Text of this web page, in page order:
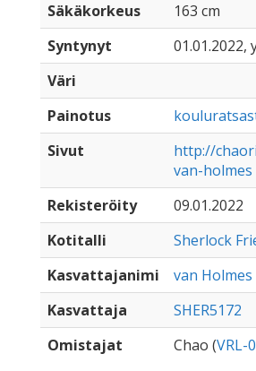
Säkäkorkeus
163 cm
Syntynyt
01.01.2022,
Väri
Painotus
Sivut
http://
van-holmes
Rekisteröity
09.01.2022
Kotitalli
Sherlock
Kasvattajanimi
van Holmes
Kasvattaja
SHER5172
Omistajat
Chao (VRL-